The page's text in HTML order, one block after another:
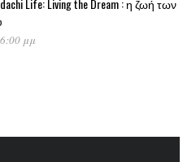
Life: Living the Dream : η ζωή των
μμ